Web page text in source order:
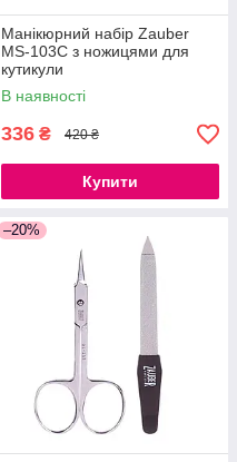
Манікюрний набір Zauber
MS-103C з ножицями для
кутикули
В наявності
336 ₴ 420 ₴
Купити
–20%